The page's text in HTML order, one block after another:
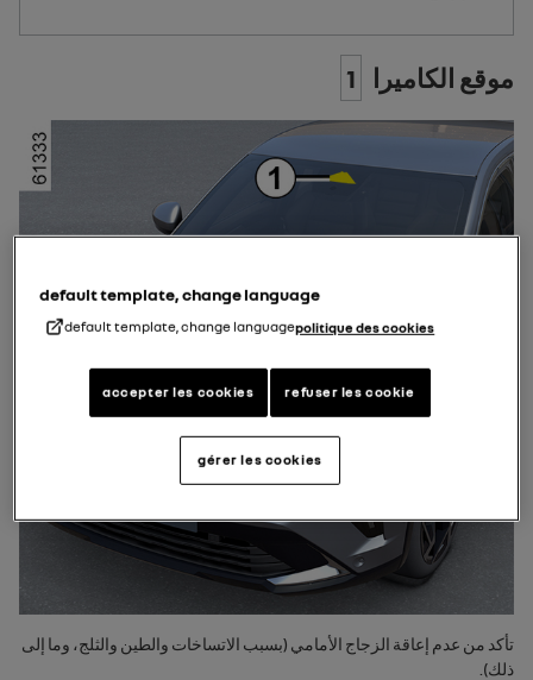
موقع الكاميرا 1
تأكد من عدم إعاقة الزجاج الأمامي (بسبب الاتساخات والطين والثلج، وما إلى
ذلك).
default template, change language
default template, change languagepolitique des cookies
refuser les cookie
accepter les cookies
gérer les cookies